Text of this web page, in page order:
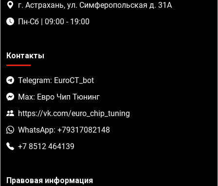
г. Астрахань, ул. Симферопольская д. 31А
Пн-Сб | 09:00 - 19:00
Контакты
Telegram: EuroCT_bot
Max: Евро Чип Тюнинг
https://vk.com/euro_chip_tuning
WhatsApp: +79317082148
+7 8512 464139
Правовая информация